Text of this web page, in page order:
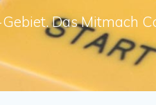
Das Mitmach